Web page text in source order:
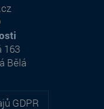
GDPR
163
Bělá